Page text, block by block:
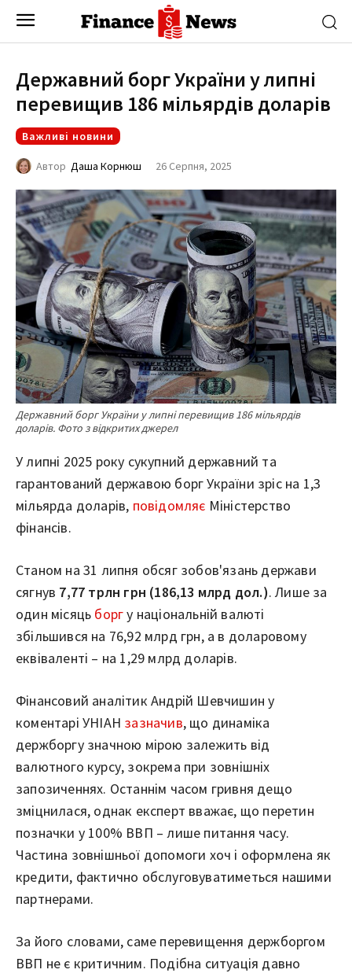
Державний борг України у липні
перевищив 186 мільярдів доларів
Важливі новини
Автор Даша Корнюш 26 Серпня, 2025
Державний борг України у липні перевищив 186 мільярдів
доларів. Фото з відкритих джерел
У липні 2025 року сукупний державний та
гарантований державою борг України зріс на 1,3
мільярда доларів, повідомляє Міністерство
фінансів.
Станом на 31 липня обсяг зобов'язань держави
сягнув 7,77 трлн грн (186,13 млрд дол.). Лише за
один місяць боргу національній валюті
збільшився на 76,92 млрд грн, а в доларовому
еквіваленті – на 1,29 млрд доларів.
Фінансовий аналітик Андрій Шевчишин у
коментарі УНІАН зазначив, що динаміка
держборгу значною мірою залежить від
валютного курсу, зокрема при зовнішніх
запозиченнях. Останнім часом гривня дещо
зміцнилася, однак експерт вважає, що перетин
позначки у 100% ВВП – лише питання часу.
Частина зовнішньої допомоги хоч і оформлена як
кредити, фактично обслуговуватиметься нашими
партнерами.
За його словами, саме перевищення держборгом
ВВП не є критичним. Подібна ситуація давно